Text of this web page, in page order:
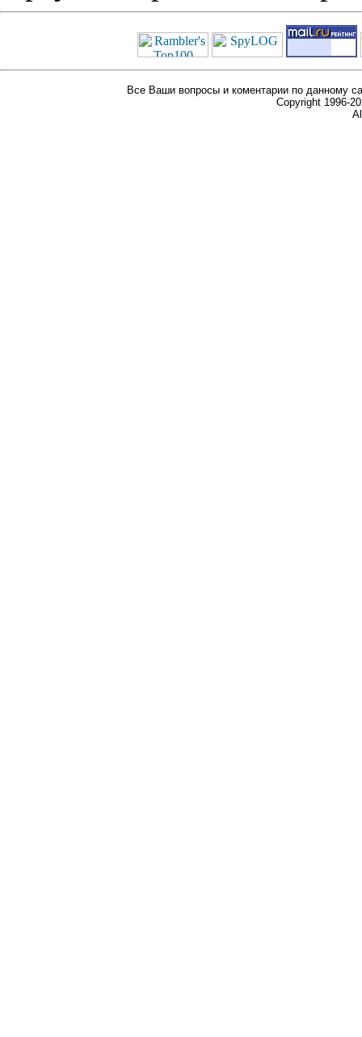
Все Ваши вопросы и коментарии по данному
Copyright 1996-